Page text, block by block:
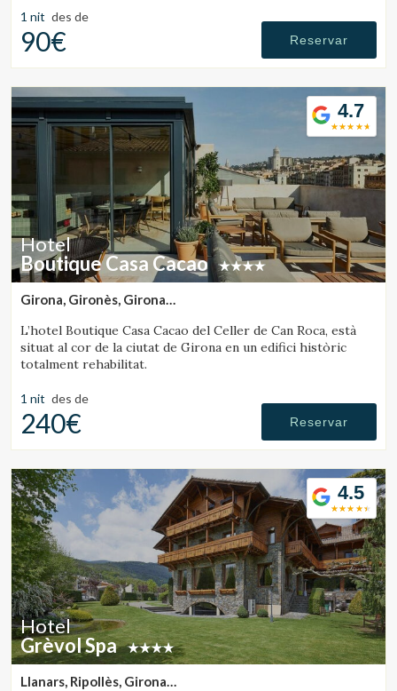
1 nit des de
90€ Reservar
4.7
Hotel
Boutique Casa Cacao
Girona, Gironès, Girona
L’hotel Boutique Casa Cacao del Celler de Can Roca, està
situat al cor de la ciutat de Girona en un edifici històric
totalment rehabilitat.
1 nit des de
240€ Reservar
4.5
Hotel
Grèvol Spa
Llanars, Ripollès, Girona